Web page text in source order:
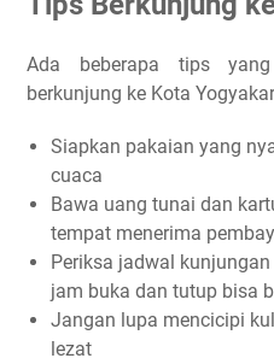
Ada beberapa tips
berkunjung ke Kota
Siapkan pakaian yang
cuaca
Bawa uang tunai dan
tempat menerima
Periksa jadwal
jam buka dan tutup bisa
Jangan lupa mencicipi
lezat